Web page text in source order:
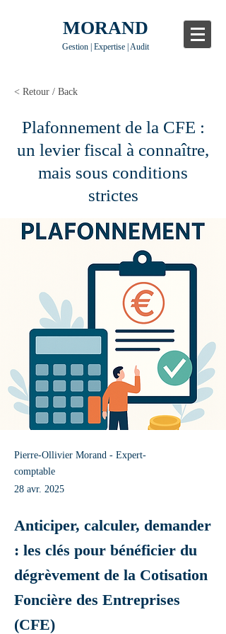
MORAND
Gestion | Expertise | Audit
< Retour / Back
Plafonnement de la CFE :
un levier fiscal à connaître,
mais sous conditions
strictes
Pierre-Ollivier Morand - Expert-
comptable
28 avr. 2025
Anticiper, calculer, demander
: les clés pour bénéficier du
dégrèvement de la Cotisation
Foncière des Entreprises
(CFE)